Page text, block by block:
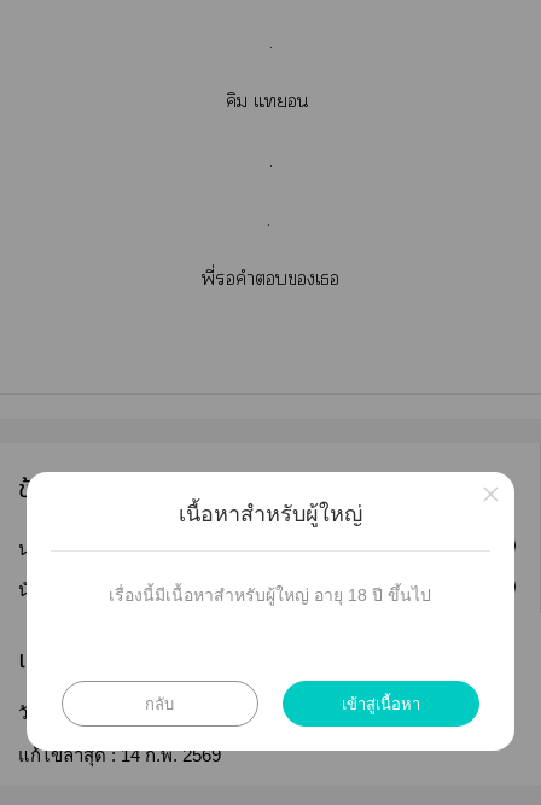
.
คิม แท
.
.
พี่คำเ
ข้อมูลนักเขียน
นามปากกา :Paiitsu
นักเขียน : -면
เผยแพร่
วันที่เผยแพร่ : 13 ก.พ. 2563
แก้ไขล่าสุด :14 ก.พ. 2569
เนื้อหาสำหรับผู้ใหญ่
เรื่องนี้มีเนื้อหาสำหรับผู้ใหญ่ อายุ 18 ปี ขึ้นไป
กลับ เข้าสู่เนื้อหา
×